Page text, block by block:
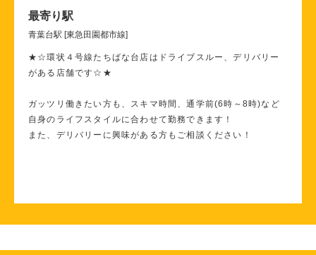
最寄り駅
青葉台駅 [東急田園都市線]
★☆環状４号線たちばな台店はドライブスルー、デリバリー
がある店舗です☆★
ガッツリ働きたい方も、スキマ時間、通学前(6時～8時)など
自身のライフスタイルに合わせて勤務できます！
また、デリバリーに興味がある方もご相談ください！